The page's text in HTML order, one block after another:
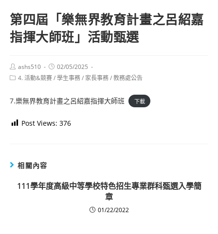
第四屆「樂無界教育計畫之呂紹嘉
指揮大師班」活動甄選
Post
author:
ashs510
Post
published:
02/05/2025
Post4. 活動&競賽/學生事務/ 家長事務/教務處公告
7.樂無界教育計畫之呂紹嘉指揮大師班 下載
Post Views: 376
相關內容
111學年度高級中等學校特色招生專業群科甄選入學簡
章
01/22/2022